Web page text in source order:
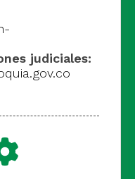
judiciales: